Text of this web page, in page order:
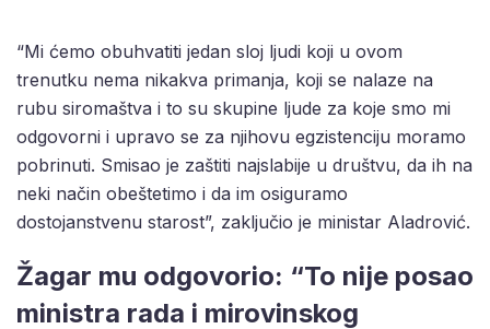
“Mi ćemo obuhvatiti jedan sloj ljudi koji u ovom
trenutku nema nikakva primanja, koji se nalaze na
rubu siromaštva i to su skupine ljude za koje smo mi
odgovorni i upravo se za njihovu egzistenciju moramo
pobrinuti. Smisao je zaštiti najslabije u društvu, da ih na
neki način obeštetimo i da im osiguramo
dostojanstvenu starost”, zaključio je ministar Aladrović.
Žagar mu odgovorio: “To nije posao
ministra rada i mirovinskog